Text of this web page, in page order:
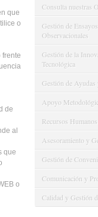
que
o
frente
de
al
que
o
Consulta nuestras
Gestión de
Observacionales
Gestión de la
Tecnológica
Gestión de
Apoyo
Recursos Humanos
Asesoramiento y
Gestión de
Comunicación y
Calidad y Gestión